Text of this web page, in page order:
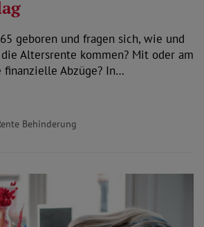
geboren und fragen sich, wie und
Altersrente kommen? Mit oder am
finanzielle Abzüge? In…
Behinderung